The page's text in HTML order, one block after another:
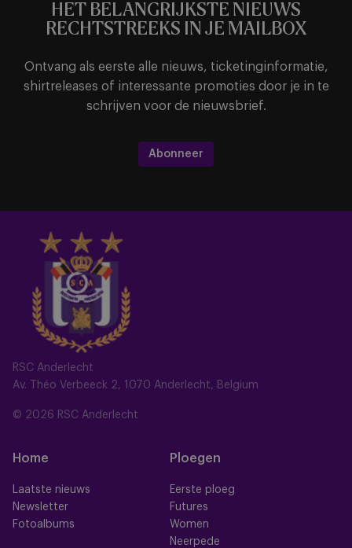
RSC Anderlecht
Av. Théo Verbeeck 2, 1070 Anderlecht, Belgium
© 2026 RSC Anderlecht
Home
Laatste nieuws
Newsletter
Fotoalbums
Ploegen
Eerste ploeg
Futures
Women
Neerpede
HET BELANGRIJKSTE NIEUWS
RECHTSTREEKS IN JE MAILBOX
Ontvang als eerste alle nieuws, ticketinginformatie,
shirtreleases of interessante promoties door je in te
schrijven voor de nieuwsbrief.
Abonneer